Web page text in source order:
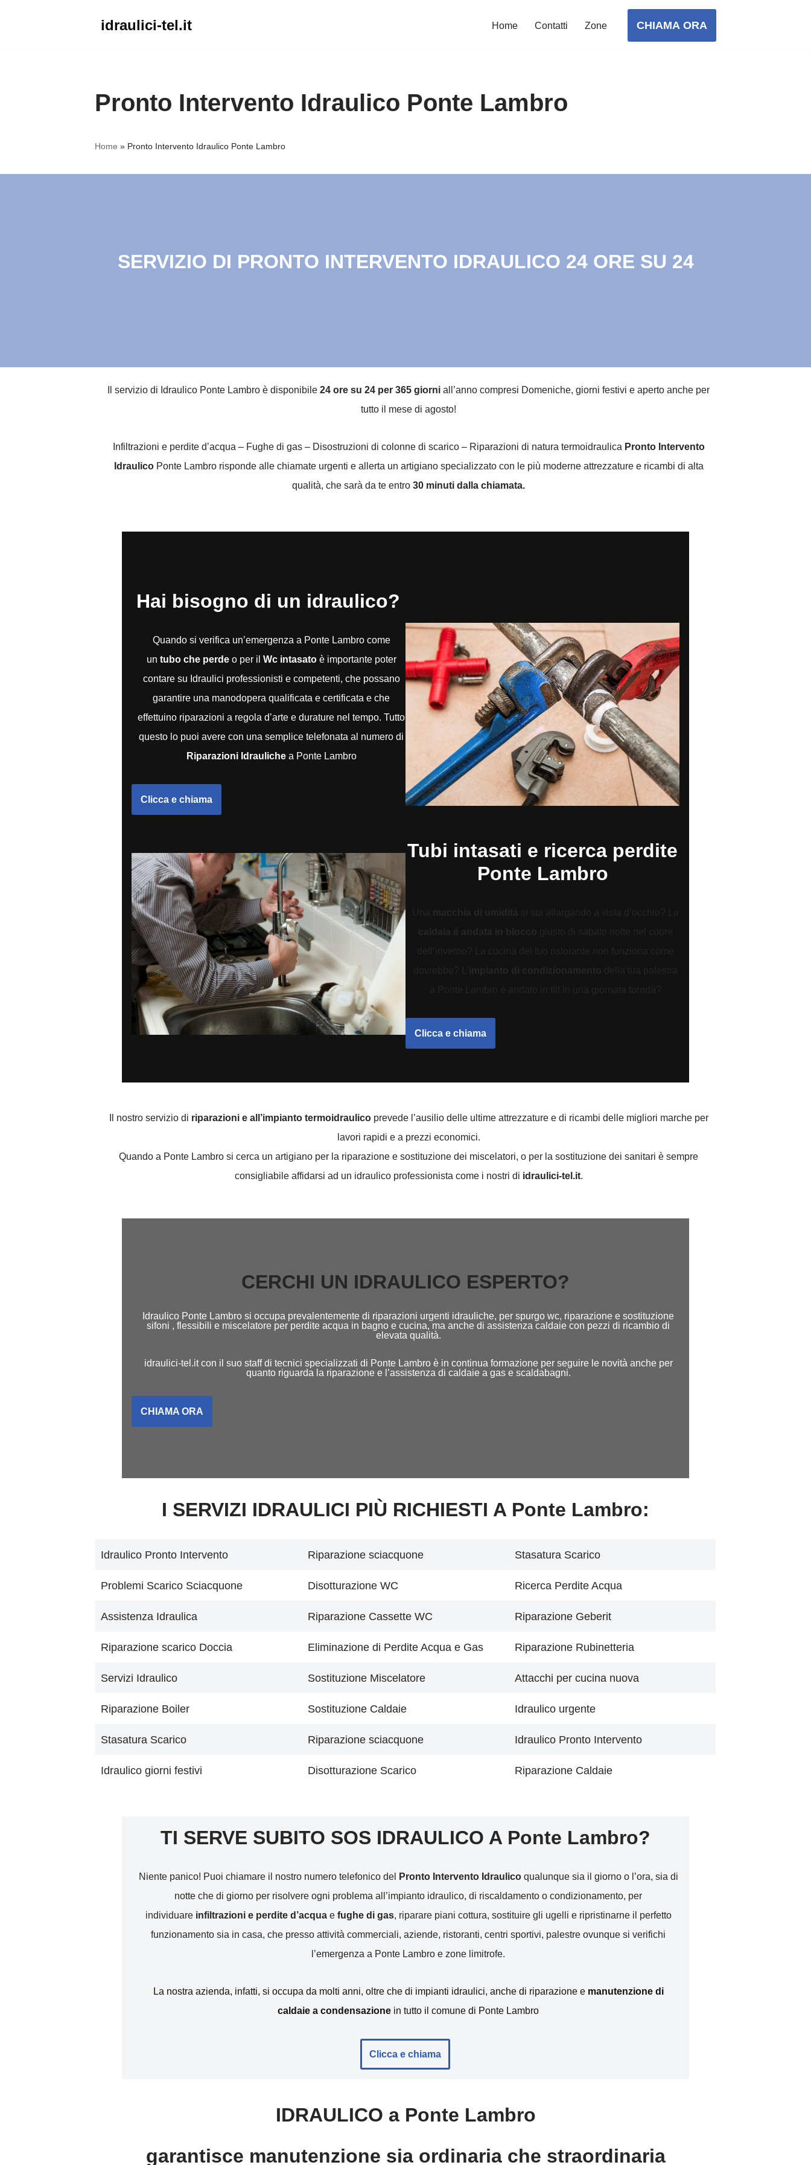
idraulici-tel.it Home Contatti Zone CHIAMA ORA
Home » Pronto Intervento Idraulico Ponte Lambro
Pronto Intervento Idraulico Ponte Lambro
SERVIZIO DI PRONTO INTERVENTO IDRAULICO 24 ORE SU 24
Il servizio di Idraulico Ponte Lambro è disponibile 24 ore su 24 per 365 giorni all’anno compresi Domeniche, giorni festivi e aperto anche per
tutto il mese di agosto!
Infiltrazioni e perdite d’acqua – Fughe di gas – Disostruzioni di colonne di scarico – Riparazioni di natura termoidraulica Pronto Intervento
IdraulicoPonte Lambro risponde alle chiamate urgenti e allerta un artigiano specializzato con le più moderne attrezzature e ricambi di alta
qualità, che sarà da te entro 30 minuti dalla chiamata.
Hai bisogno di un idraulico?
Quando si verifica un’emergenza a Ponte Lambro come
un tubo che perdeo per il Wc intasatoè importante poter
contare su Idraulici professionisti e competenti, che possano
garantire una manodopera qualificata e certificata e che
effettuino riparazioni a regola d’arte e durature nel tempo. Tutto
questo lo puoi avere con una semplice telefonata al numero di
Riparazioni Idraulichea Ponte Lambro
Clicca e chiama
Tubi intasati e ricerca perdite
Ponte Lambro
Clicca e chiama
Il nostro servizio di riparazioni e all’impianto termoidraulicoprevede l’ausilio delle ultime attrezzature e di ricambi delle migliori marche per
lavori rapidi e a prezzi economici.
Quando a Ponte Lambro si cerca un artigiano per la riparazione e sostituzione dei miscelatori, o per la sostituzione dei sanitari è sempre
consigliabile affidarsi ad un idraulico professionista come i nostri di idraulici-tel.it.
CERCHI UN IDRAULICO ESPERTO?
Idraulico Ponte Lambro si occupa prevalentemente di riparazioni urgenti idrauliche, per spurgo wc, riparazione e sostituzione
sifoni , flessibili e miscelatore per perdite acqua in bagno e cucina, ma anche di assistenza caldaie con pezzi di ricambio di
elevata qualità.
idraulici-tel.it con il suo staff di tecnici specializzati di Ponte Lambro è in continua formazione per seguire le novità anche per
quanto riguarda la riparazione e l’assistenza di caldaie a gas e scaldabagni.
CHIAMA ORA
I SERVIZI IDRAULICI PIÙ RICHIESTI A Ponte Lambro:
Idraulico Pronto Intervento Riparazione sciacquone Stasatura Scarico
Problemi Scarico Sciacquone Disotturazione WC Ricerca Perdite Acqua
Assistenza Idraulica Riparazione Cassette WC Riparazione Geberit
Riparazione scarico Doccia Eliminazione di Perdite Acqua e Gas Riparazione Rubinetteria
Servizi Idraulico Sostituzione Miscelatore Attacchi per cucina nuova
Riparazione Boiler Sostituzione Caldaie Idraulico urgente
Stasatura Scarico Riparazione sciacquone Idraulico Pronto Intervento
Idraulico giorni festivi Disotturazione Scarico Riparazione Caldaie
TI SERVE SUBITO SOS IDRAULICO A Ponte Lambro?
Niente panico! Puoi chiamare il nostro numero telefonico del Pronto Intervento Idraulicoqualunque sia il giorno o l’ora, sia di
notte che di giorno per risolvere ogni problema all’impianto idraulico, di riscaldamento o condizionamento, per
individuare infiltrazioni e perdite d’acquae fughe di gas, riparare piani cottura, sostituire gli ugelli e ripristinarne il perfetto
funzionamento sia in casa, che presso attività commerciali, aziende, ristoranti, centri sportivi, palestre ovunque si verifichi
l’emergenza a Ponte Lambro e zone limitrofe.
La nostra azienda, infatti, si occupa da molti anni, oltre che di impianti idraulici, anche di riparazione e manutenzione di
caldaie a condensazione in tutto il comune di Ponte Lambro
Clicca e chiama
IDRAULICO a Ponte Lambro
garantisce manutenzione sia ordinaria che straordinaria